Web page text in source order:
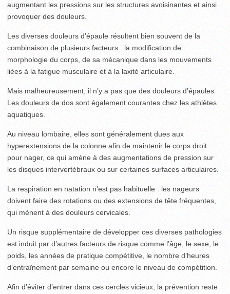
augmentant les pressions sur les structures avoisinantes et ainsi
provoquer des douleurs.
Les diverses douleurs d’épaule résultent bien souvent de la
combinaison de plusieurs facteurs : la modification de
morphologie du corps, de sa mécanique dans les mouvements
liées à la fatigue musculaire et à la laxité articulaire.
Mais malheureusement, il n’y a pas que des douleurs d’épaules.
Les douleurs de dos sont également courantes chez les athlètes
aquatiques.
Au niveau lombaire, elles sont généralement dues aux
hyperextensions de la colonne afin de maintenir le corps droit
pour nager, ce qui amène à des augmentations de pression sur
les disques intervertébraux ou sur certaines surfaces articulaires.
La respiration en natation n’est pas habituelle : les nageurs
doivent faire des rotations ou des extensions de tête fréquentes,
qui mènent à des douleurs cervicales.
Un risque supplémentaire de développer ces diverses pathologies
est induit par d’autres facteurs de risque comme l’âge, le sexe, le
poids, les années de pratique compétitive, le nombre d’heures
d’entraînement par semaine ou encore le niveau de compétition.
Afin d’éviter d’entrer dans ces cercles vicieux, la prévention reste